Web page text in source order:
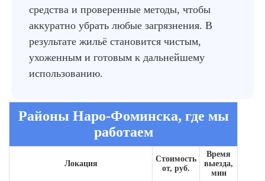
средства и проверенные методы, чтобы
аккуратно убрать любые загрязнения. В
результате жильё становится чистым,
ухоженным и готовым к дальнейшему
использованию.
Районы Наро-Фоминска, где мы
работаем
Локация
Стоимость
от, руб.
Время
выезда,
мин